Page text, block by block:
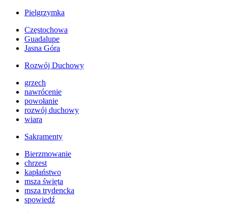
Pielgrzymka
Częstochowa
Guadalupe
Jasna Góra
Rozwój Duchowy
grzech
nawrócenie
powołanie
rozwój duchowy
wiara
Sakramenty
Bierzmowanie
chrzest
kapłaństwo
msza święta
msza trydencka
spowiedź